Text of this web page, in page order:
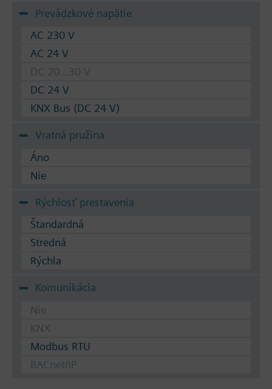
Prevádzkové napätie
AC 230 V
AC 24 V
DC 20...30 V
DC 24 V
KNX Bus (DC 24 V)
Vratná pružina
Áno
Nie
Rýchlosť prestavenia
Štandardná
Stredná
Rýchla
Komunikácia
Nie
KNX
Modbus RTU
BACnet/IP